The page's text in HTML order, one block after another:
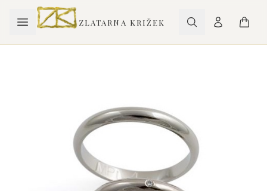
ZLATARNA KRIŽEK